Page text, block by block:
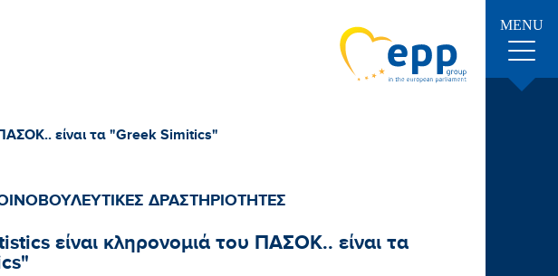
MENU
είναι τα "Greek Simitics"
ΔΡΑΣΤΗΡΙΟΤΗΤΕΣ
είναι κληρονομιά του ΠΑΣΟΚ.. είναι τα